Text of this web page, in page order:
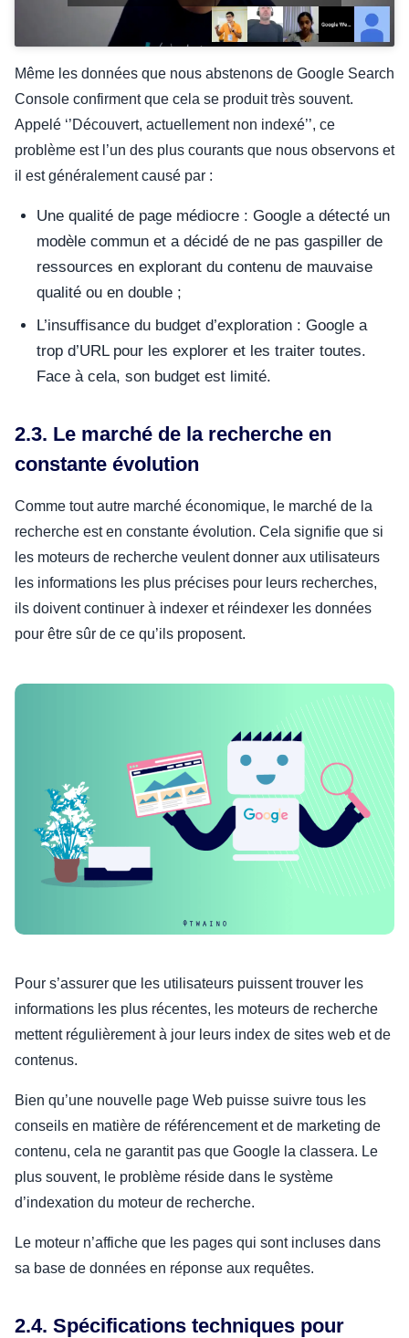
Même les données que nous abstenons de Google Search
Console confirment que cela se produit très souvent.
Appelé ‘’Découvert, actuellement non indexé’’, ce
problème est l’un des plus courants que nous observons et
il est généralement causé par :
Une qualité de page médiocre : Google a détecté un
modèle commun et a décidé de ne pas gaspiller de
ressources en explorant du contenu de mauvaise
qualité ou en double ;
L’insuffisance du budget d’exploration : Google a
trop d’URL pour les explorer et les traiter toutes.
Face à cela, son budget est limité.
2.3. Le marché de la recherche en
constante évolution
Comme tout autre marché économique, le marché de la
recherche est en constante évolution. Cela signifie que si
les moteurs de recherche veulent donner aux utilisateurs
les informations les plus précises pour leurs recherches,
ils doivent continuer à indexer et réindexer les données
pour être sûr de ce qu’ils proposent.
Pour s’assurer que les utilisateurs puissent trouver les
informations les plus récentes, les moteurs de recherche
mettent régulièrement à jour leurs index de sites web et de
contenus.
Bien qu’une nouvelle page Web puisse suivre tous les
conseils en matière de référencement et de marketing de
contenu, cela ne garantit pas que Google la classera. Le
plus souvent, le problème réside dans le système
d’indexation du moteur de recherche.
Le moteur n’affiche que les pages qui sont incluses dans
sa base de données en réponse aux requêtes.
2.4. Spécifications techniques pour